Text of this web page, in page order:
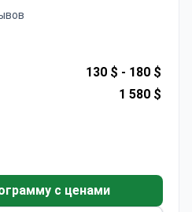
с
крови стоят около $240,
Дневная химиотерапия
стоит $950-$1050 за
и включает 3-дневное
130 $ - 180 $
1 580 $
с ценами